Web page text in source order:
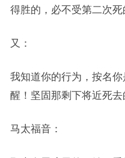
得胜的，必不受第二次
又：
我知道你的行为，按名
醒！坚固那剩下将近死
马太福音：